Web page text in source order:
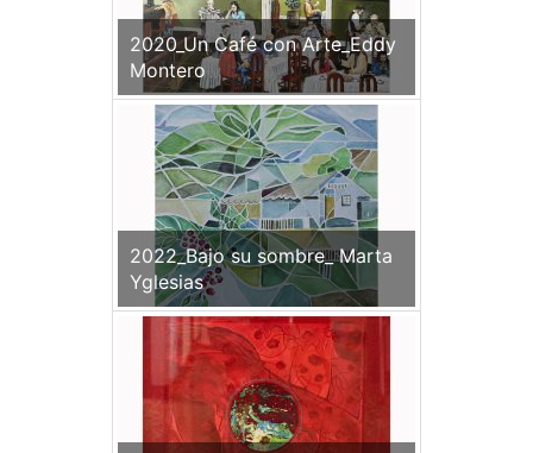
2020_Un Café con Arte_Eddy
Montero
2022_Bajo su sombre_ Marta
Yglesias